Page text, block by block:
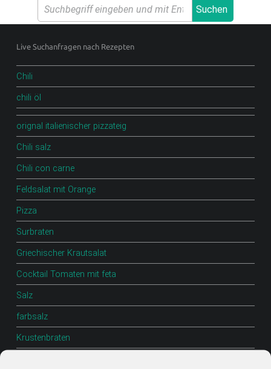
.
D
E
F
O
O
D
B
L
O
G
Scharfe Rezepte und mehr | Chilirezept.de
Suchen
Footer sidebar
Live Suchanfragen nach Rezepten
Chili
chili öl
orignal italienischer pizzateig
Chili salz
Chili con carne
Feldsalat mit Orange
Pizza
Surbraten
Griechischer Krautsalat
Cocktail Tomaten mit feta
Salz
farbsalz
Krustenbraten